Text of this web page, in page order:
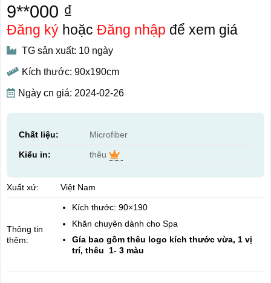
9**000 ₫
Đăng kýhoặc Đăng nhập để xem giá
TG sản xuất: 10 ngày
Kích thước: 90x190cm
Ngày cn giá: 2024-02-26
Chất liệu: Microfiber
Kiểu in: thêu
Xuất xứ: Việt Nam
Thông tin
thêm:
Kích thước: 90×190
Khăn chuyên dành cho Spa
Gía bao gồm thêu logo kích thước vừa, 1 vị
trí, thêu 1- 3 màu